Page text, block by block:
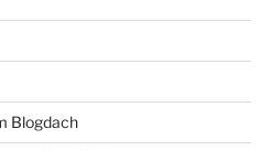
Blogdach